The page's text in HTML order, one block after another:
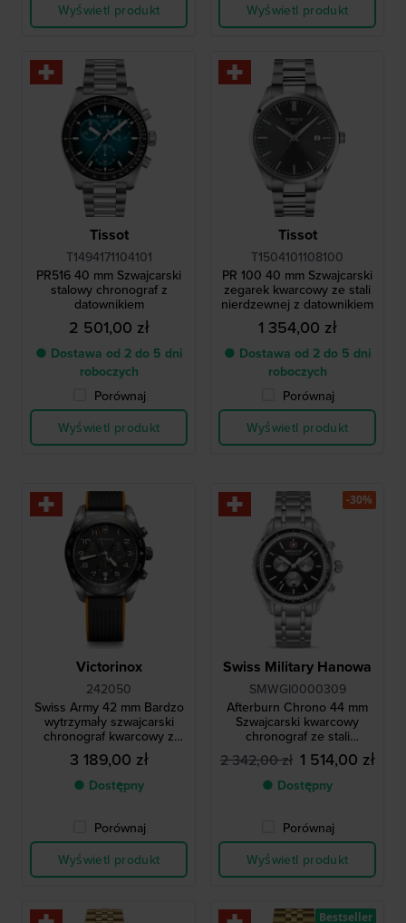
Wyświetl produkt
Wyświetl produkt
Tissot
T1494171104101
PR516 40 mm Szwajcarski
stalowy chronograf z
datownikiem
2 501,00 zł
● Dostawa od 2 do 5 dni
roboczych
Porównaj
Wyświetl produkt
Tissot
T1504101108100
PR 100 40 mm Szwajcarski
zegarek kwarcowy ze stali
nierdzewnej z datownikiem
1 354,00 zł
● Dostawa od 2 do 5 dni
roboczych
Porównaj
Wyświetl produkt
Victorinox
242050
Swiss Army 42 mm Bardzo
wytrzymały szwajcarski
chronograf kwarcowy z
datownikiem
3 189,00 zł
● Dostępny
Porównaj
Wyświetl produkt
Swiss Military Hanowa
SMWGI0000309
Afterburn Chrono 44 mm
Szwajcarski kwarcowy
chronograf ze stali
chirurgicznej
2 342,00 zł 1 514,00 zł
● Dostępny
Porównaj
Wyświetl produkt
-30%
Bestseller